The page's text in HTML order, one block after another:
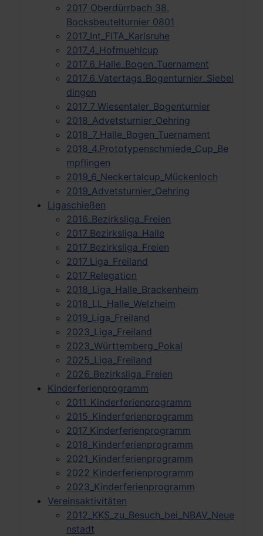
2017 Oberdürrbach 38.
Bocksbeutelturnier 0801
2017_Int_FITA_Karlsruhe
2017_4_Hofmuehlcup
2017_6_Halle_Bogen_Tuernament
2017_6_Vatertags_Bogenturnier_Siebel
dingen
2017_7_Wiesentaler_Bogenturnier
2018_Advetsturnier_Oehring
2018_7_Halle_Bogen_Tuernament
2018_4.Prototypenschmiede_Cup_Be
mpflingen
2019_6_Neckertalcup_Mückenloch
2019_Advetsturnier_Oehring
Ligaschießen
2016_Bezirksliga_Freien
2017_Bezirksliga_Halle
2017_Bezirksliga_Freien
2017_Liga_Freiland
2017_Relegation
2018_Liga_Halle_Brackenheim
2018_LL_Halle_Welzheim
2019_Liga_Freiland
2023_Liga_Freiland
2023_Württemberg_Pokal
2025_Liga_Freiland
2026_Bezirksliga_Freien
Kinderferienprogramm
2011_Kinderferienprogramm
2015_Kinderferienprogramm
2017_Kinderferienprogramm
2018_Kinderferienprogramm
2021_Kinderferienprogramm
2022 Kinderferienprogramm
2023_Kinderferienprogramm
Vereinsaktivitäten
2012_KKS_zu_Besuch_bei_NBAV_Neue
nstadt